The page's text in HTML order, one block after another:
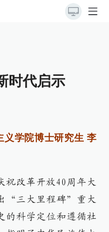
时代启示
义学院博士研究生 李
祝改革开放40周年大
“三大里程碑”重大
的科学定位和遵循社